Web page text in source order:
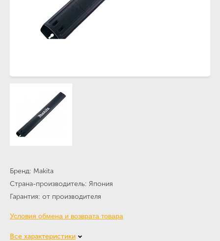
Бренд Makita
Страна-производитель Япония
Гарантия от производителя
Условия обмена и возврата товара
Все характеристики